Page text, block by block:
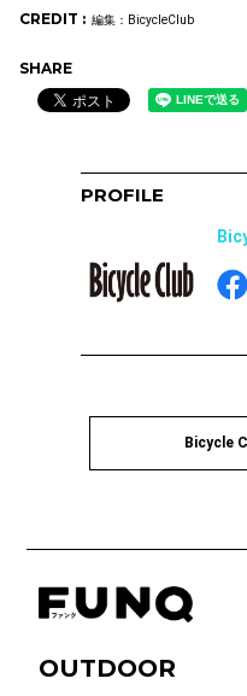
CREDIT : 編集：BicycleClub
SHARE
PROFILE
Bicycle
OUTDOOR